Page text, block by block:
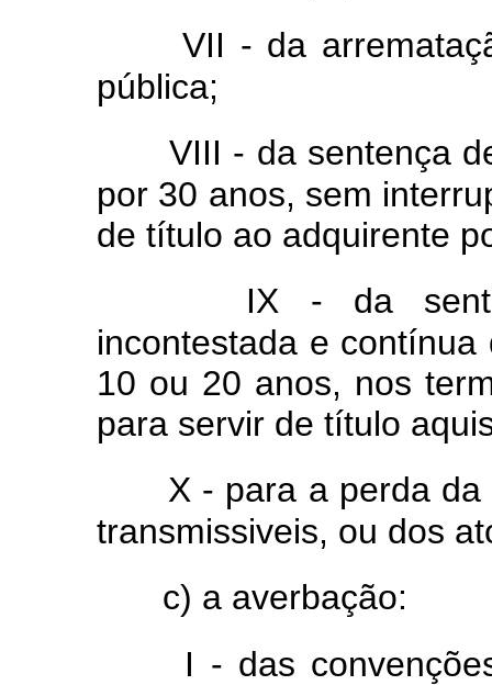
VII - da
pública;
VIII - da sentença
por 30 anos, sem
de título ao adquirente
IX - da
incontestada e
10 ou 20 anos, nos
para servir de título
X - para a perda
transmissiveis, ou dos
c) a averbação:
I - das